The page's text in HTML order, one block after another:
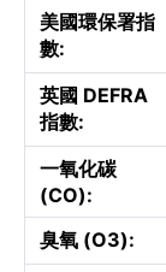
美國環保署指
數:
英國 DEFRA
指數:
一氧化碳
(CO):
臭氧 (O3):